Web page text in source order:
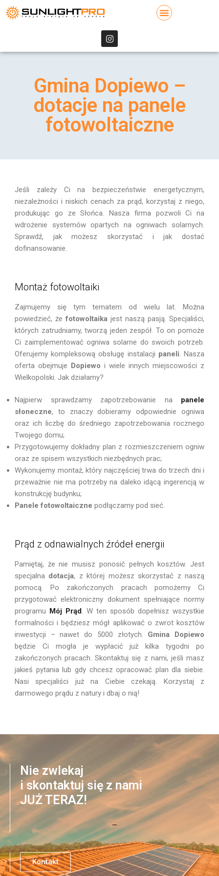
Gmina Dopiewo –
dotacje na panele
fotowoltaiczne
Jeśli zależy Ci na bezpieczeństwie energetycznym,
niezależności i niskich cenach za prąd, korzystaj z niego,
produkując go ze Słońca. Nasza firma pozwoli Ci na
wdrożenie systemów opartych na ogniwach solarnych.
Sprawdź, jak możesz skorzystać i jak dostać
dofinansowanie.
Montaż fotowoltaiki
Zajmujemy się tym tematem od wielu lat. Można
powiedzieć, żefotowoltaika jest naszą pasją. Specjaliści,
których zatrudniamy, tworzą jeden zespół. To on pomoże
Ci zaimplementować ogniwa solarne do swoich potrzeb.
Oferujemy kompleksową obsługę instalacji paneli . Nasza
oferta obejmuje Dopiewo i wiele innych miejscowości z
Wielkopolski. Jak działamy?
Najpierw sprawdzamy zapotrzebowanie na panele
słoneczne, to znaczy dobieramy odpowiednie ogniwa
oraz ich liczbę do średniego zapotrzebowania rocznego
Twojego domu;
Przygotowujemy dokładny plan z rozmieszczeniem ogniw
oraz ze spisem wszystkich niezbędnych prac;
Wykonujemy montaż, który najczęściej trwa do trzech dni i
przeważnie nie ma potrzeby na daleko idącą ingerencją w
konstrukcję budynku;
Panele fotowoltaiczne podłączamy pod sieć.
Prąd z odnawialnych źródeł energii
Pamiętaj, że nie musisz ponosić pełnych kosztów. Jest
specjalna dotacja, z której możesz skorzystać z naszą
pomocą. Po zakończonych pracach pomożemy Ci
przygotować elektroniczny dokument spełniające normy
programu Mój Prąd . W ten sposób dopełnisz wszystkie
formalności i będziesz mógł aplikować o zwrot kosztów
inwestycji – nawet do 5000 złotych. Gmina Dopiewo
będzie Ci mogła je wypłacić już kilka tygodni po
zakończonych pracach. Skontaktuj się z nami, jeśli masz
jakieś pytania lub gdy chcesz opracować plan dla siebie.
Nasi specjaliści już na Ciebie czekają. Korzystaj z
darmowego prądu z natury i dbaj o nią!
Nie zwlekaj
i skontaktuj się z nami
JUŻ TERAZ!
Kontakt